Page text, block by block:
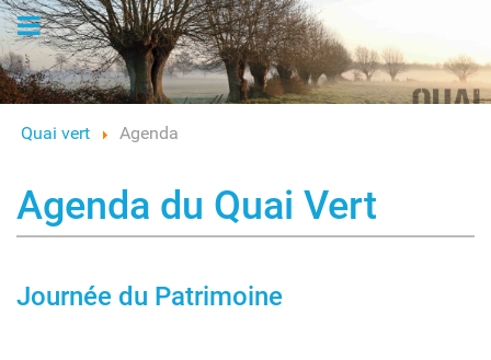
Logo
Quai vert Agenda
Agenda du Quai Vert
Journée du Patrimoine